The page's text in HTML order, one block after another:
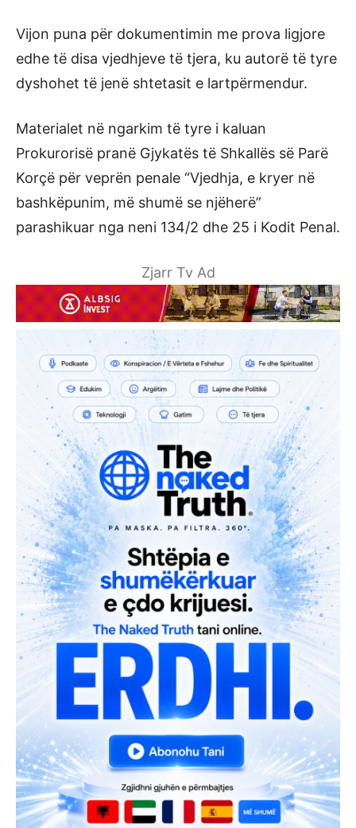
Vijon puna për dokumentimin me prova ligjore
edhe të disa vjedhjeve të tjera, ku autorë të tyre
dyshohet të jenë shtetasit e lartpërmendur.
Materialet në ngarkim të tyre i kaluan
Prokurorisë pranë Gjykatës të Shkallës së Parë
Korçë për veprën penale “Vjedhja, e kryer në
bashkëpunim, më shumë se njëherë”
parashikuar nga neni 134/2 dhe 25 i Kodit Penal.
Zjarr Tv Ad